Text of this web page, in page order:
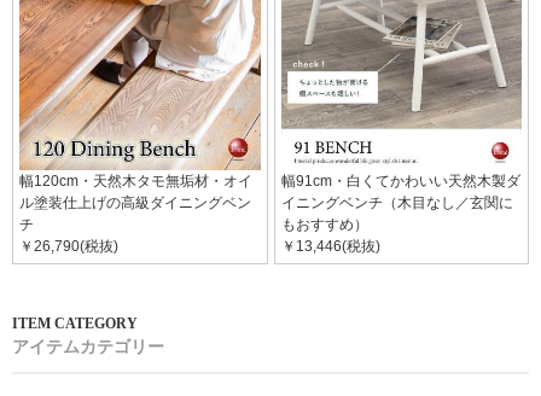
幅120cm・天然木タモ無垢材・オイ
ル塗装仕上げの高級ダイニングベン
チ
￥26,790(税抜)
幅91cm・白くてかわいい天然木製ダ
イニングベンチ（木目なし／玄関に
もおすすめ）
￥13,446(税抜)
アイテムカテゴリー